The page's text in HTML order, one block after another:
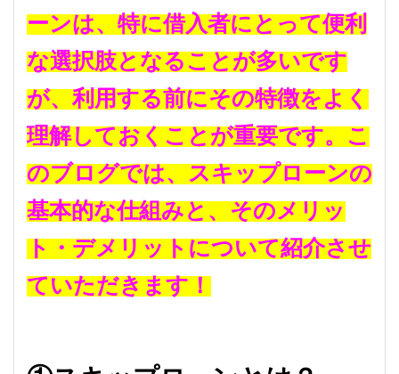
ーンは、特に借入者にとって便利
な選択肢となることが多いです
が、利用する前にその特徴をよく
理解しておくことが重要です。こ
のブログでは、スキップローンの
基本的な仕組みと、そのメリッ
ト・デメリットについて紹介させ
ていただきます！